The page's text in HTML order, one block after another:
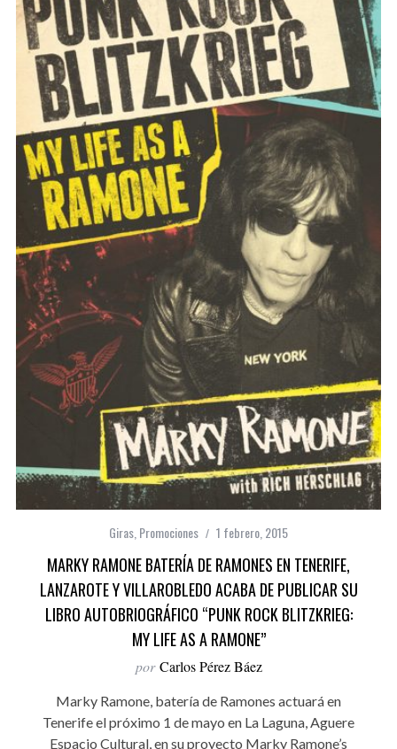
Giras Promociones 1 febrero, 2015
MARKY RAMONE BATERÍA DE RAMONES EN TENERIFE,
LANZAROTE Y VILLAROBLEDO ACABA DE PUBLICAR SU
LIBRO AUTOBRIOGRÁFICO “PUNK ROCK BLITZKRIEG:
MY LIFE AS A RAMONE”
por Carlos Pérez Báez
Marky Ramone, batería de Ramones actuará en
Tenerife el próximo 1 de mayo en La Laguna, Aguere
Espacio Cultural, en su proyecto Marky Ramone’s